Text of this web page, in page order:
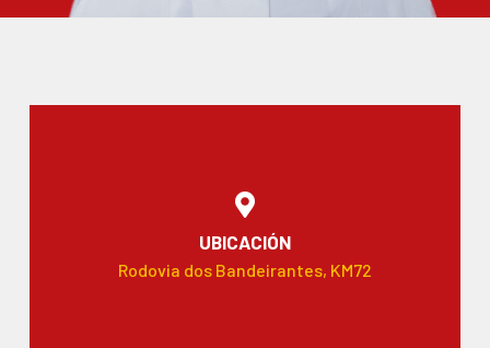
UBICACIÓN
Rodovia dos Bandeirantes, KM72